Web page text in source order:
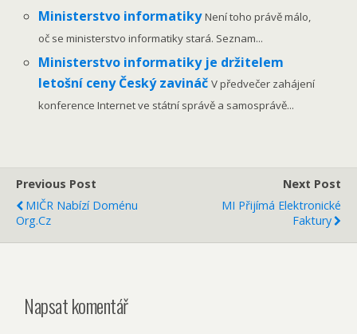
Ministerstvo informatikyNení toho právě málo,
oč se ministerstvo informatiky stará. Seznam...
Ministerstvo informatiky je držitelem
letošní ceny Český zavináčV předvečer zahájení
konference Internet ve státní správě a samosprávě...
Previous Post
MIČR Nabízí Doménu
Org.cz
Next Post
MI Přijímá Elektronické
Faktury
Napsat komentář